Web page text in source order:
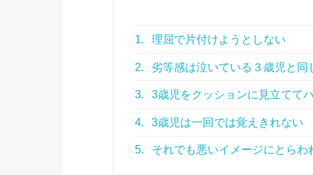
1. 理屈で片付けようとしない
2. 劣等感は泣いている３歳児と同
3. 3歳児をクッションに見立てて
4. 3歳児は一回では覚えきれない
5. それでも悪いイメージにとらわ